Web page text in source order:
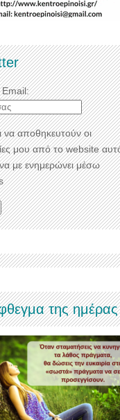
Email:
να αποθηκευτούν οι
μου από το website
με ενημερώνει μέσω
της ημέρας